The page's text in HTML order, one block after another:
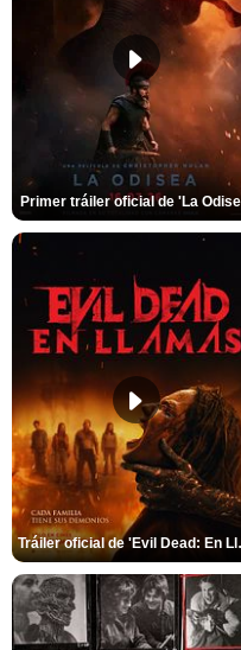
Primer tráiler oficial de 'La